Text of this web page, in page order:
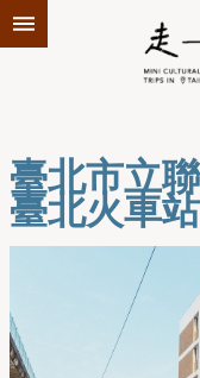
跳到主要內容區塊
臺北市立
臺北火車